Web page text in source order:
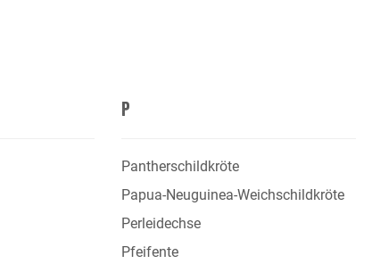
P
Pantherschildkröte
Papua-Neuguinea-Weichschildkröte
Perleidechse
Pfeifente